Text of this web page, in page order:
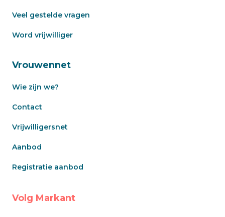
Veel gestelde vragen
Word vrijwilliger
Vrouwennet
Wie zijn we?
Contact
Vrijwilligersnet
Aanbod
Registratie aanbod
Volg Markant